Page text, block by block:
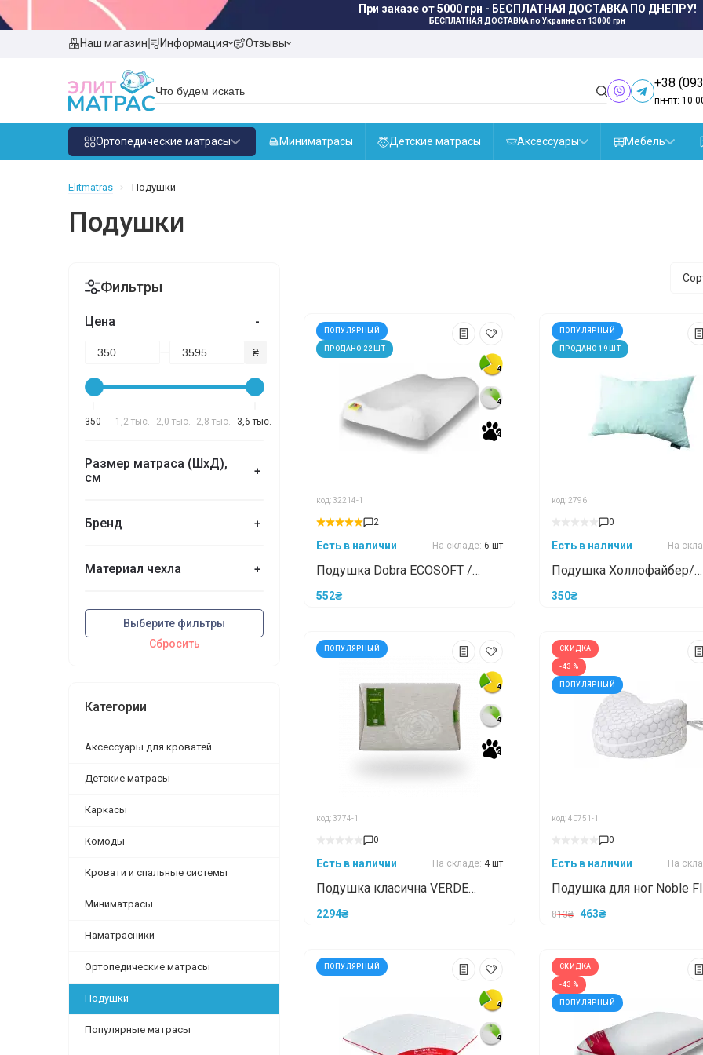
При заказе от 5000 грн - БЕСПЛАТНАЯ ДОСТАВКА ПО ДНЕПРУ!
БЕСПЛАТНАЯ ДОСТАВКАпо Украине от 13000 грн
Наш магазин Информация Отзывы
+38
пн-пт:
Ортопедические матрасы Миниматрасы Детские матрасы Аксессуары Мебель
Elitmatras Подушки
Подушки
Фильтры
Цена -
₴
350 1,2 тыс. 2,0 тыс. 2,8 тыс. 3,6 тыс.
Размер матраса (ШхД),
см
+
Бренд +
Материал чехла +
Сбросить
Выберите фильтры
Категории
Аксессуары для кроватей
Детские матрасы
Каркасы
Комоды
Кровати и спальные системы
Миниматрасы
Наматрасники
Ортопедические матрасы
Подушки
Популярные матрасы
4
4
4
ПОПУЛЯРНЫЙ
ПРОДАНО 22 ШТ
код: 32214-1
2
Есть в наличии На складе: 6 шт
4
4
4
Подушка Dobra ECOSOFT /
ЭКОСОФТ 49x32
552₴
ПОПУЛЯРНЫЙ
ПРОДАНО 19 ШТ
код: 2796
0
Есть в наличии На
Подушка Холлофайбер/
Синтепух
350₴
4
4
4
ПОПУЛЯРНЫЙ
код: 3774-1
0
Есть в наличии На складе: 4 шт
4
4
4
Подушка класична VERDE
CLASSIC 60x40x14
2294₴
СКИДКА
-43 %
ПОПУЛЯРНЫЙ
код: 40751-1
0
Есть в наличии На
Подушка для ног Noble
/ ФИКС ЭЙР 23x15,5
813₴ 463₴
4
4
ПОПУЛЯРНЫЙ
4
4
СКИДКА
-43 %
ПОПУЛЯРНЫЙ